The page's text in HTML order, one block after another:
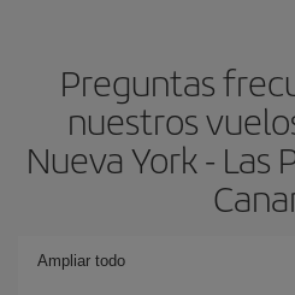
Preguntas
nuestros
Nueva York - Las
Ampliar todo